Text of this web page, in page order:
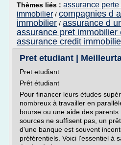
Thèmes liés : assurance
immobilier / compagnies d
immobilier / assurance d
assurance pret immobilier
assurance credit
Pret etudiant |
Pret etudiant
Prêt étudiant
Pour financer leurs études
nombreux à travailler en
bourse ou une aide des
sources ne suffisent pas, un
d'une banque est souvent
préférentiels. Voici l'essentiel à